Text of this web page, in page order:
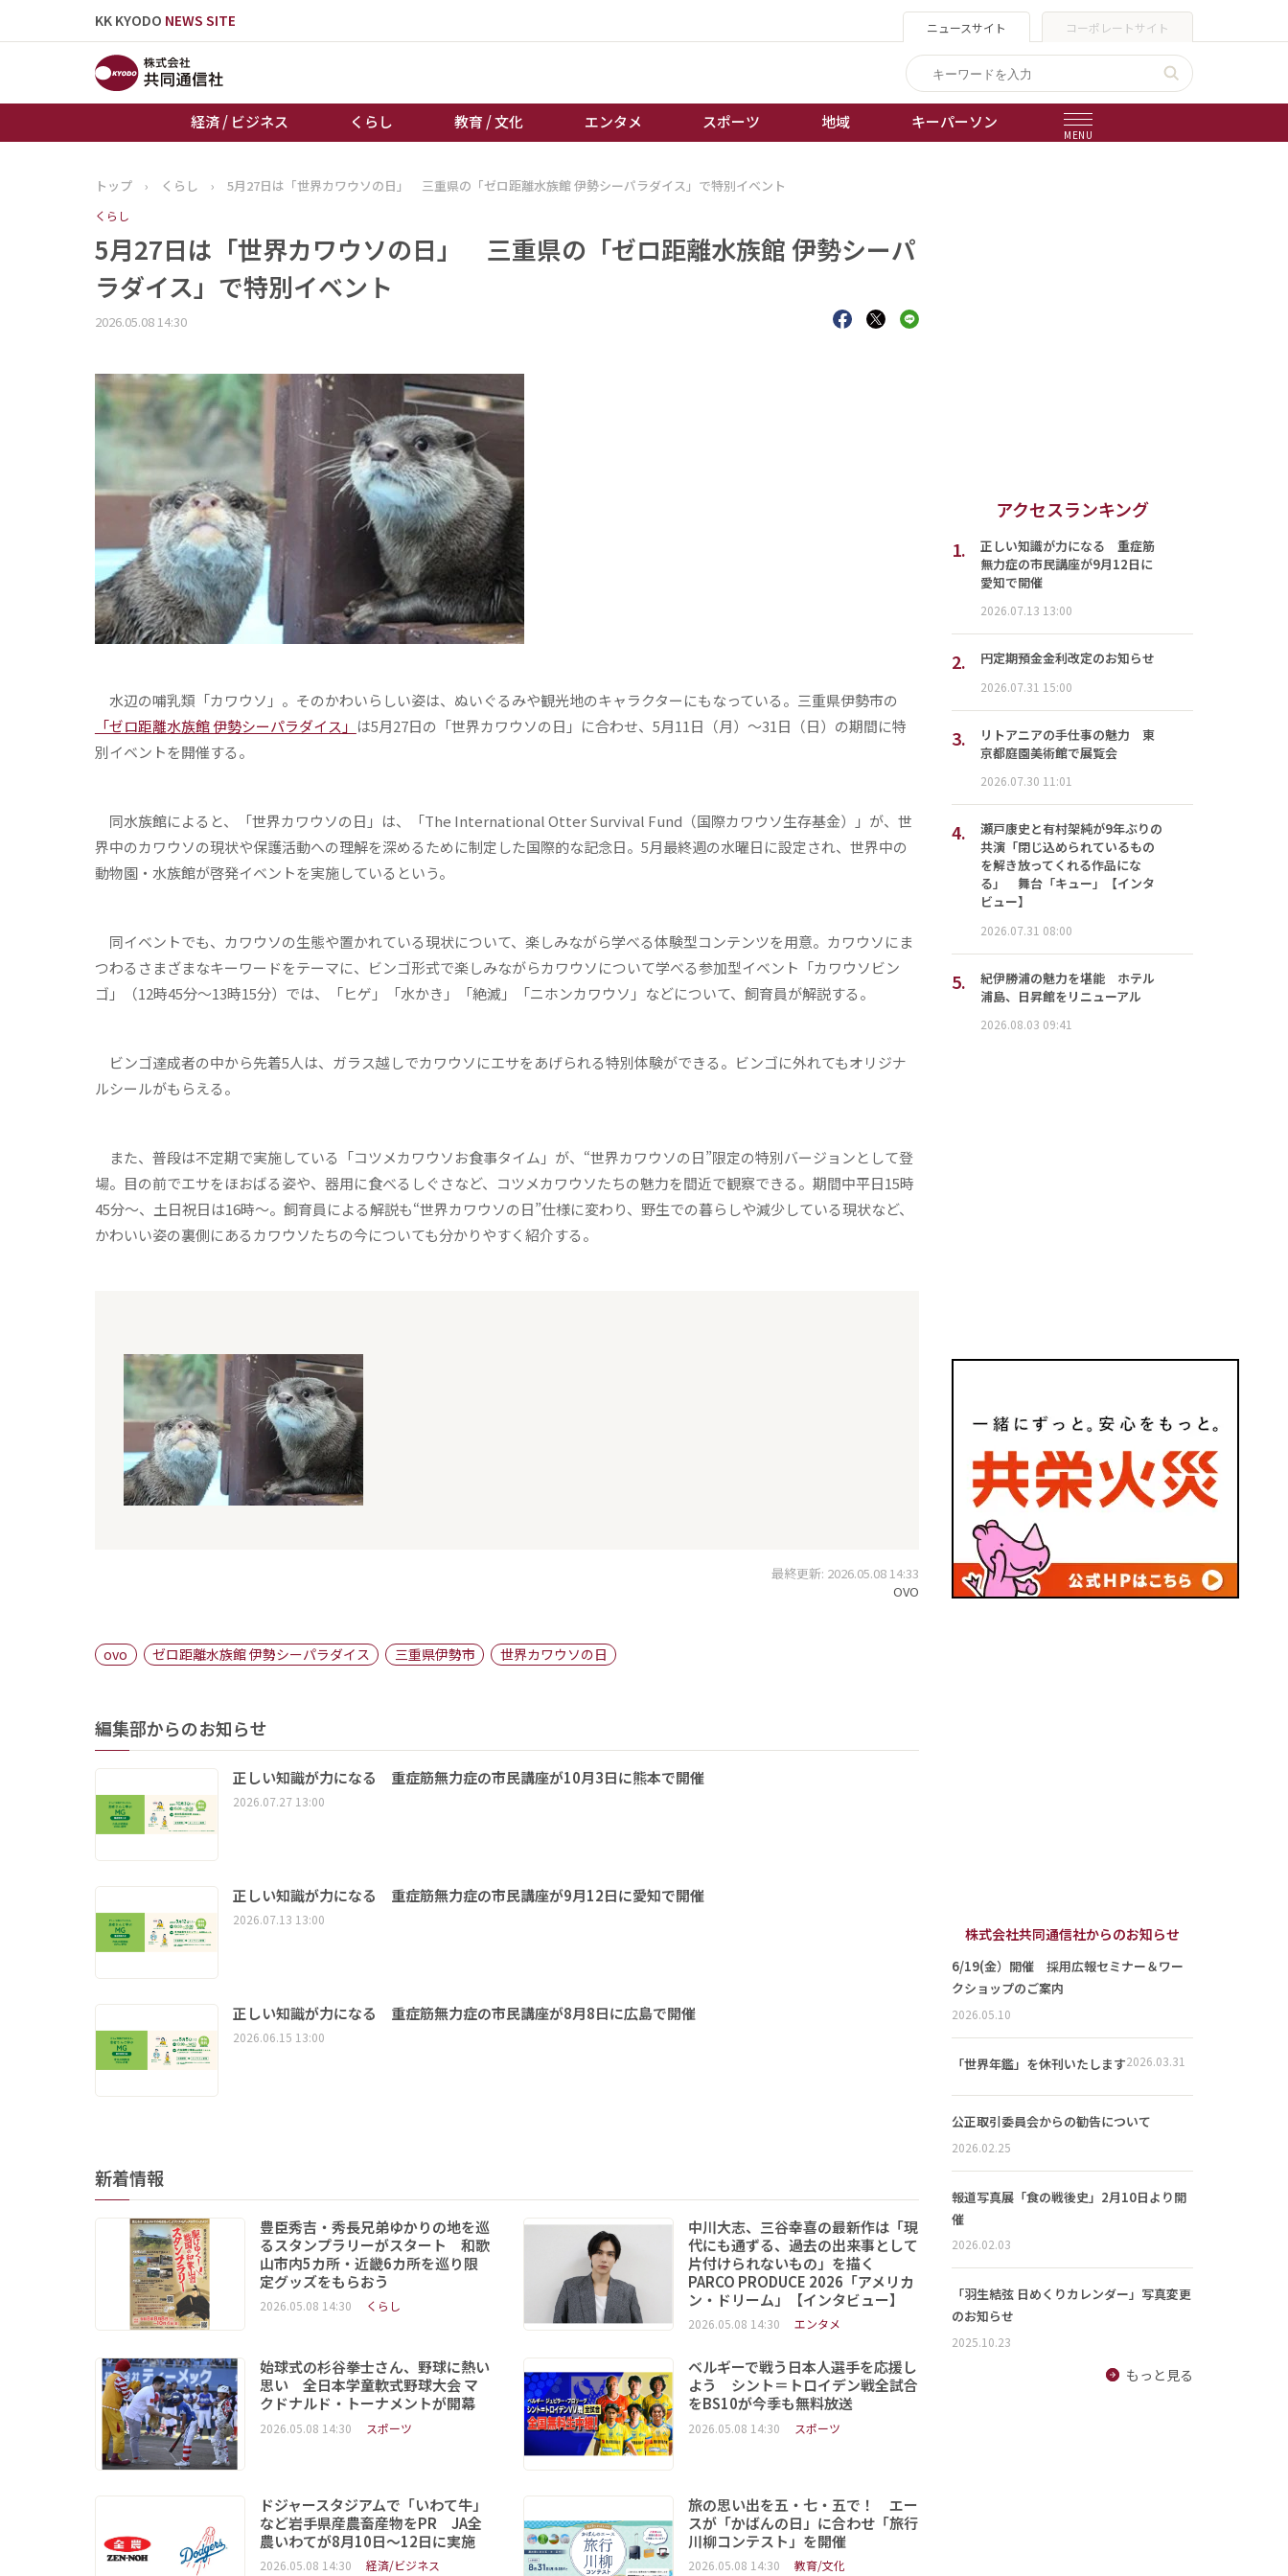
KK KYODO NEWS SITE ニュースサイト コーポレートサイト
経済 / ビジネス くらし 教育 / 文化 エンタメ スポーツ 地域 キーパーソン
MENU
トップページ
経済 / ビジネス
教育 / 文化
キーパーソン
誰もが輝いて働く社会へ
オートレース
トップ › くらし › 5月27日は「世界カワウソの日」 三重県の「ゼロ距離水族館 伊勢シーパラダイス」で特別イベント
くらし
5月27日は「世界カワウソの日」 三重県の「ゼロ距離水族館 伊勢シーパ
ラダイス」で特別イベント
2026.05.08 14:30
水辺の哺乳類「カワウソ」。そのかわいらしい姿は、ぬいぐるみや観光地のキャラクターにもなっている。三重県伊勢市の
「ゼロ距離水族館 伊勢シーパラダイス」 は5月27日の「世界カワウソの日」に合わせ、5月11日（月）～31日（日）の期間に特
別イベントを開催する。
同水族館によると、「世界カワウソの日」は、「The International Otter Survival Fund（国際カワウソ生存基金）」が、世
界中のカワウソの現状や保護活動への理解を深めるために制定した国際的な記念日。5月最終週の水曜日に設定され、世界中の
動物園・水族館が啓発イベントを実施しているという。
同イベントでも、カワウソの生態や置かれている現状について、楽しみながら学べる体験型コンテンツを用意。カワウソにま
つわるさまざまなキーワードをテーマに、ビンゴ形式で楽しみながらカワウソについて学べる参加型イベント「カワウソビン
ゴ」（12時45分～13時15分）では、「ヒゲ」「水かき」「絶滅」「ニホンカワウソ」などについて、飼育員が解説する。
ビンゴ達成者の中から先着5人は、ガラス越しでカワウソにエサをあげられる特別体験ができる。ビンゴに外れてもオリジナ
ルシールがもらえる。
また、普段は不定期で実施している「コツメカワウソお食事タイム」が、“世界カワウソの日”限定の特別バージョンとして登
場。目の前でエサをほおばる姿や、器用に食べるしぐさなど、コツメカワウソたちの魅力を間近で観察できる。期間中平日15時
45分～、土日祝日は16時～。飼育員による解説も“世界カワウソの日”仕様に変わり、野生での暮らしや減少している現状など、
かわいい姿の裏側にあるカワウソたちの今についても分かりやすく紹介する。
最終更新: 2026.05.08 14:33
OVO
ovo ゼロ距離水族館 伊勢シーパラダイス 三重県伊勢市 世界カワウソの日
編集部からのお知らせ
正しい知識が力になる 重症筋無力症の市民講座が10月3日に熊本で開催
2026.07.27 13:00
正しい知識が力になる 重症筋無力症の市民講座が9月12日に愛知で開催
2026.07.13 13:00
正しい知識が力になる 重症筋無力症の市民講座が8月8日に広島で開催
2026.06.15 13:00
新着情報
豊臣秀吉・秀長兄弟ゆかりの地を巡
るスタンプラリーがスタート 和歌
山市内5カ所・近畿6カ所を巡り限
定グッズをもらおう
2026.05.08 14:30 くらし
中川大志、三谷幸喜の最新作は「現
代にも通ずる、過去の出来事として
片付けられないもの」を描く
PARCO PRODUCE 2026「アメリカ
ン・ドリーム」【インタビュー】
2026.05.08 14:30 エンタメ
始球式の杉谷拳士さん、野球に熱い
思い 全日本学童軟式野球大会 マ
クドナルド・トーナメントが開幕
2026.05.08 14:30 スポーツ
ベルギーで戦う日本人選手を応援し
よう シント＝トロイデン戦全試合
をBS10が今季も無料放送
2026.05.08 14:30 スポーツ
ドジャースタジアムで「いわて牛」
など岩手県産農畜産物をPR JA全
農いわてが8月10日～12日に実施
2026.05.08 14:30 経済/ビジネス
旅の思い出を五・七・五で！ エー
スが「かばんの日」に合わせ「旅行
川柳コンテスト」を開催
2026.05.08 14:30 教育/文化
アクセスランキング
1.
正しい知識が力になる 重症筋
無力症の市民講座が9月12日に
愛知で開催
2026.07.13 13:00
2. 円定期預金金利改定のお知らせ
2026.07.31 15:00
3.
リトアニアの手仕事の魅力 東
京都庭園美術館で展覧会
2026.07.30 11:01
4.
瀬戸康史と有村架純が9年ぶりの
共演「閉じ込められているもの
を解き放ってくれる作品にな
る」 舞台「キュー」【インタ
ビュー】
2026.07.31 08:00
5.
紀伊勝浦の魅力を堪能 ホテル
浦島、日昇館をリニューアル
2026.08.03 09:41
株式会社共同通信社からのお知らせ
6/19(金）開催 採用広報セミナー＆ワー
クショップのご案内
2026.05.10
「世界年鑑」を休刊いたします2026.03.31
公正取引委員会からの勧告について
2026.02.25
報道写真展「食の戦後史」2月10日より開
催
2026.02.03
「羽生結弦 日めくりカレンダー」写真変更
のお知らせ
2025.10.23
もっと見る